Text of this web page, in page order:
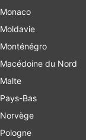
Monaco
Moldavie
Monténégro
Macédoine du Nord
Malte
Pays-Bas
Norvège
Pologne